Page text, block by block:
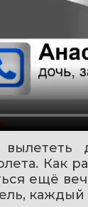
Как
ещё